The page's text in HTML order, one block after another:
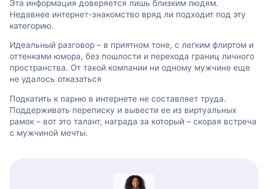
Эта информация доверяется лишь близким людям.
Недавнее интернет-знакомство вряд ли подходит под эту
категорию.
Идеальный разговор – в приятном тоне, с легким флиртом и
оттенками юмора, без пошлости и перехода границ личного
пространства. От такой компании ни одному мужчине еще
не удалось отказаться
Подкатить к парню в интернете не составляет труда.
Поддерживать переписку и вывести ее из виртуальных
рамок – вот это талант, награда за который – скорая встреча
с мужчиной мечты.